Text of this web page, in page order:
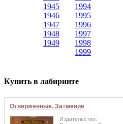
1945
1946
1947
1948
1949
1994
1995
1996
1997
1998
1999
Купить в лабиринте
Отверженные. Затмение
Издательство: